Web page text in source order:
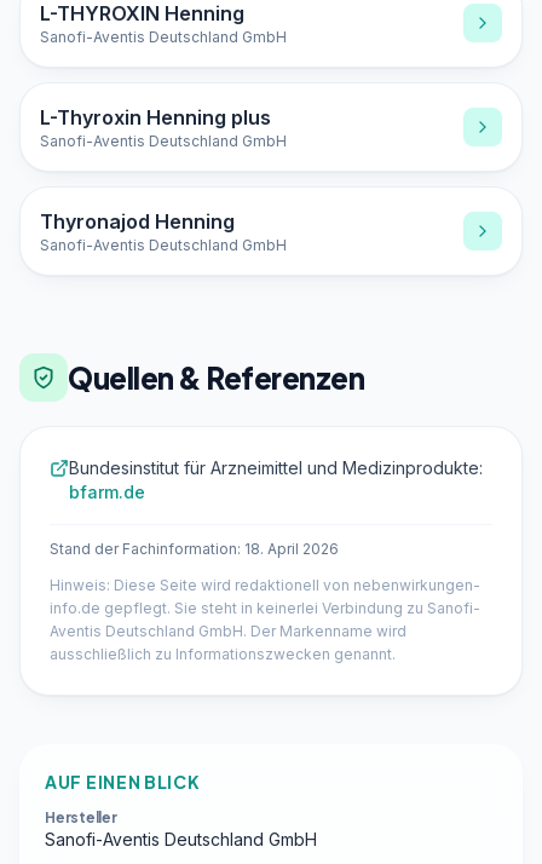
L-THYROXIN Henning
Sanofi-Aventis Deutschland GmbH
L-Thyroxin Henning plus
Sanofi-Aventis Deutschland GmbH
Thyronajod Henning
Sanofi-Aventis Deutschland GmbH
Quellen & Referenzen
Bundesinstitut für Arzneimittel und Medizinprodukte:
bfarm.de
Stand der Fachinformation: 18. April 2026
Hinweis: Diese Seite wird redaktionell von nebenwirkungen-
info.de gepflegt. Sie steht in keinerlei Verbindung zu Sanofi-
Aventis Deutschland GmbH. Der Markenname wird
ausschließlich zu Informationszwecken genannt.
AUF EINEN BLICK
Hersteller
Sanofi-Aventis Deutschland GmbH